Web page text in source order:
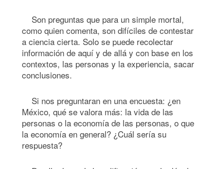
Son preguntas que para un simple mortal,
como quien comenta, son difíciles de contestar
a ciencia cierta. Solo se puede recolectar
información de aquí y de allá y con base en los
contextos, las personas y la experiencia, sacar
conclusiones.
Si nos preguntaran en una encuesta: ¿en
México, qué se valora más: la vida de las
personas o la economía de las personas, o que
la economía en general? ¿Cuál sería su
respuesta?